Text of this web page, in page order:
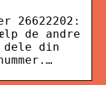
26622202:
de andre
dele din